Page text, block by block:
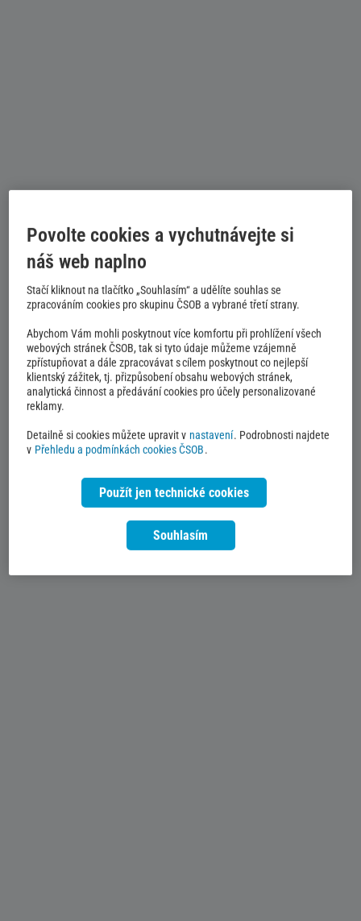
Povolte cookies a vychutnávejte si
náš web naplno
Stačí kliknout na tlačítko „Souhlasím“ a udělíte souhlas se
zpracováním cookies pro skupinu ČSOB a vybrané třetí strany.
Abychom Vám mohli poskytnout více komfortu při prohlížení všech
webových stránek ČSOB, tak si tyto údaje můžeme vzájemně
zpřístupňovat a dále zpracovávat s cílem poskytnout co nejlepší
klientský zážitek, tj. přizpůsobení obsahu webových stránek,
analytická činnost a předávání cookies pro účely personalizované
reklamy.
Detailně si cookies můžete upravit v nastavení. Podrobnosti najdete
v Přehledu a podmínkách cookies ČSOB.
Použít jen technické cookies
Souhlasím